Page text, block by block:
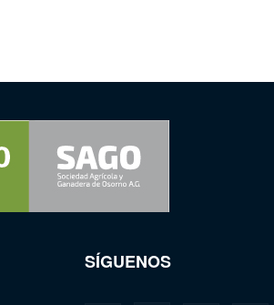
SÍGUENOS